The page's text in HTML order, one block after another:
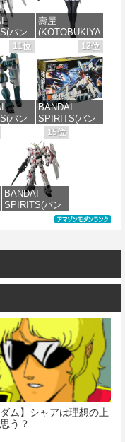
高約
1/1ス
ラモ
¥6,239
て式プラモデ
ル ノンスケー
ル 全高約
170mm
価格：¥7,656
バン
ピリッ
機動戦
ム 逆
ア νガ
144ス
分け
モデ
¥5,400
壽屋
(KOTOBUKIYA
) 無限邂逅メガ
ロマリア スタ
ーズ 全高約
140mm ノンス
ケール プラモ
デル
価格：¥8,566
11位
バン
リッ
動新
ダムX
レオ
144ス
分け
モデ
12位
BANDAI
SPIRITS(バン
ダイ スピリッ
ツ) HGUC
1/144 ZZガン
ダム （機動戦
士ZZガンダ
ム）
価格：¥2,400
15位
BANDAI
SPIRITS(バン
ダイ スピリッ
ツ) RG 機動戦
ユニコーンガ
済みプラモデ
価格：¥4,600
ダム】シャアは理想の上
う？